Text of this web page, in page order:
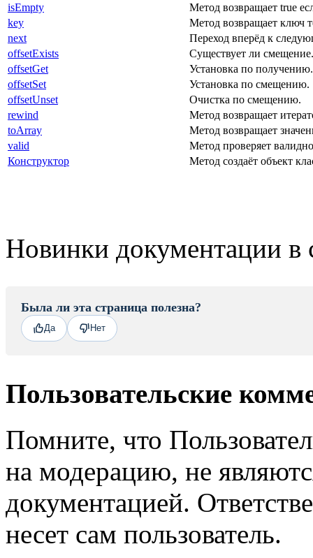
isEmpty
Метод возвращает true
key
Метод возвращает ключ
next
Переход вперёд к
offsetExists
Существует ли смещение.
offsetGet
Установка по получению.
offsetSet
Установка по смещению.
offsetUnset
Очистка по смещению.
rewind
Метод возвращает
toArray
Метод возвращает
valid
Метод проверяет
Конструктор
Метод создаёт объект
Новинки документации в
Была ли эта страница полезна?
Да Нет
Пользовательские
Помните, что
на модерацию, не
документацией.
несет сам пользователь.